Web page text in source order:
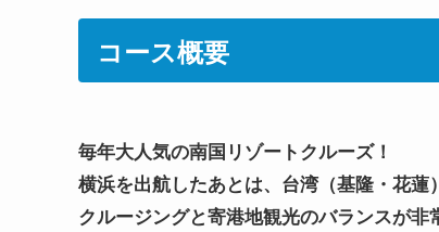
コース概要
毎年大人気の南国リゾートクルーズ！
横浜を出航したあとは、台湾（基隆・花蓮
クルージングと寄港地観光のバランスが非